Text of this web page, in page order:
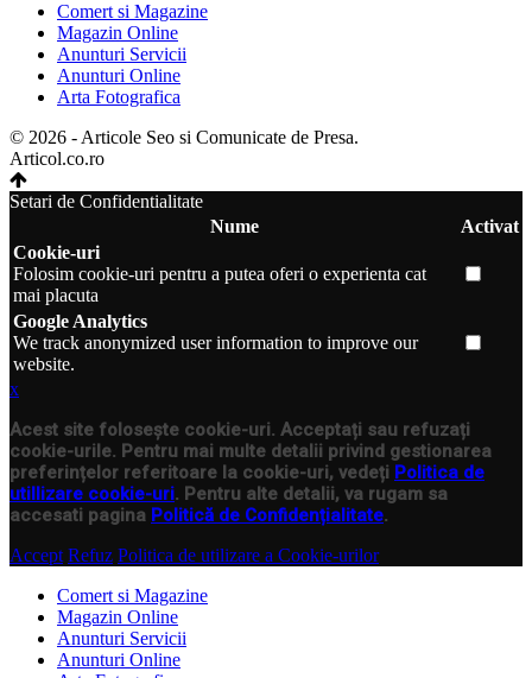
Comert si Magazine
Magazin Online
Anunturi Servicii
Anunturi Online
Arta Fotografica
© 2026 - Articole Seo si Comunicate de Presa.
Articol.co.ro
Setari de Confidentialitate
Nume
Activat
Cookie-uri
Folosim cookie-uri pentru a putea oferi o experienta cat
mai placuta
Google Analytics
We track anonymized user information to improve our
website.
x
Acest site folosește cookie-uri. Acceptați sau refuzați
cookie-urile. Pentru mai multe detalii privind gestionarea
preferințelor referitoare la cookie-uri, vedeți Politica de
utillizare cookie-uri. Pentru alte detalii, va rugam sa
accesati pagina Politică de Confidențialitate.
Accept Refuz Politica de utilizare a Cookie-urilor
Comert si Magazine
Magazin Online
Anunturi Servicii
Anunturi Online